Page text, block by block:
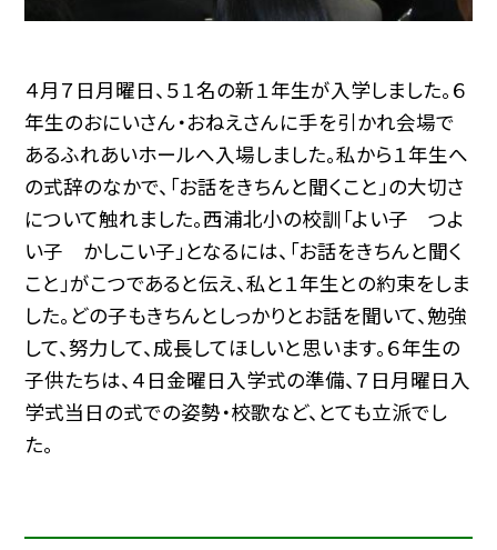
４月７日月曜日、５１名の新１年生が入学しました。６
年生のおにいさん・おねえさんに手を引かれ会場で
あるふれあいホールへ入場しました。私から１年生へ
の式辞のなかで、「お話をきちんと聞くこと」の大切さ
について触れました。西浦北小の校訓「よい子 つよ
い子 かしこい子」となるには、「お話をきちんと聞く
こと」がこつであると伝え、私と１年生との約束をしま
した。どの子もきちんとしっかりとお話を聞いて、勉強
して、努力して、成長してほしいと思います。６年生の
子供たちは、４日金曜日入学式の準備、７日月曜日入
学式当日の式での姿勢・校歌など、とても立派でし
た。